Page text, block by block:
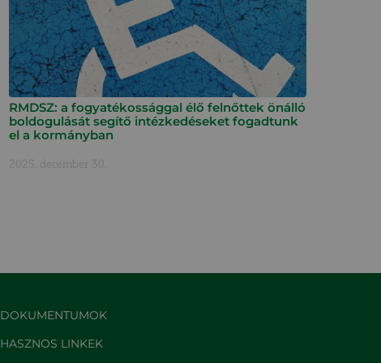
RMDSZ: a fogyatékossággal élő felnőttek önálló
boldogulását segítő intézkedéseket fogadtunk
el a kormányban
2025. december 30.
DOKUMENTUMOK
HASZNOS LINKEK